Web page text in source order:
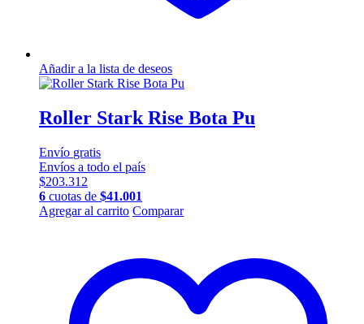
Añadir a la lista de deseos
Roller Stark Rise Bota Pu
Envío gratis
Envíos a todo el país
$203.312
6 cuotas de $41.001
Agregar al carrito Este
variantes.
Las
Comparar